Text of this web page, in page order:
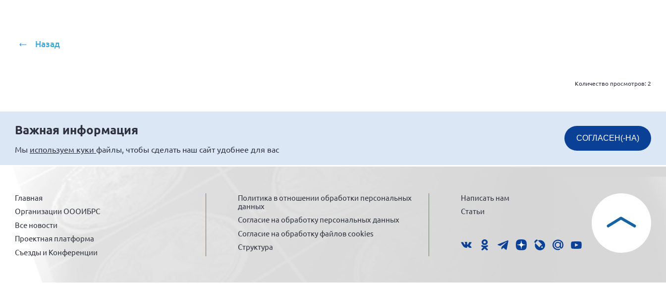
Назад
Количество просмотров: 2
Важная информация
Мы используем куки файлы, чтобы сделать наш сайт удобнее для вас
СОГЛАСЕН(-НА)
Главная
Организации ОООИБРС
Все новости
Проектная платформа
Съезды и Конференции
Политика в отношении обработки персональных
данных
Согласие на обработку персональных данных
Согласие на обработку файлов cookies
Структура
Написать нам
Статьи